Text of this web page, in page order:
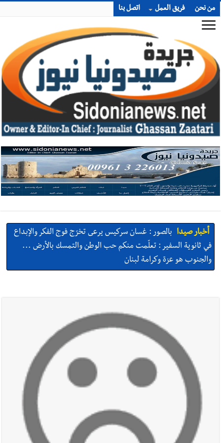
من نحن فريق العمل اتصل بنا
أخبار صيدا بالصور : غسان سركيس يرعى تخرّج فوج الفكر والإبداع
في ثانوية السفير : تعلّمت منكم حب الوطن والتمسك بالأرض ...
والجنوب هو عزة وكرامة لبنان
بلدية صيدا : حجز مركبتي توكتوك وتغريم صاحبهما
بسبب الإزعاج الصوتي
أخبار صيدا
We are hiring in Saida - Apply now before 14
august ...مطلوب موظفة للعمل في الأكاديمية الدولية لبناء
أخبار صيدا
بلدية صيدا ومؤسسة الحريري تعقدان الاجتماع
التشاوري الأول للمرصد الحضري